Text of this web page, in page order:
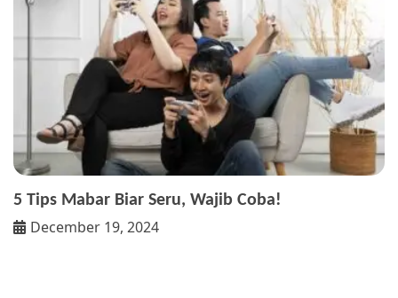
5 Tips Mabar Biar Seru, Wajib Coba!
December 19, 2024